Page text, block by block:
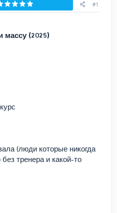
Голосов: 0
#1
массу (2025)
(люди которые никогда
тренера и какой-то